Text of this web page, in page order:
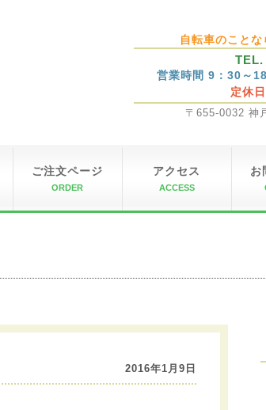
自転車のことな
TEL.
営業時間 9：30～
定休
〒655-0032 神
ご注文ページ
ORDER
アクセス
ACCESS
お
2016年1月9日